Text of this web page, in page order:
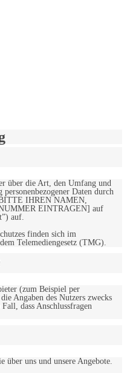
über die Art, den Umfang und
Daten durch
IHREN NAMEN,
EINTRAGEN] auf
auf.
finden sich im
Telemediengesetz (TMG).
(zum Beispiel per
Angaben des Nutzers zwecks
dass Anschlussfragen
uns und unsere Angebote.